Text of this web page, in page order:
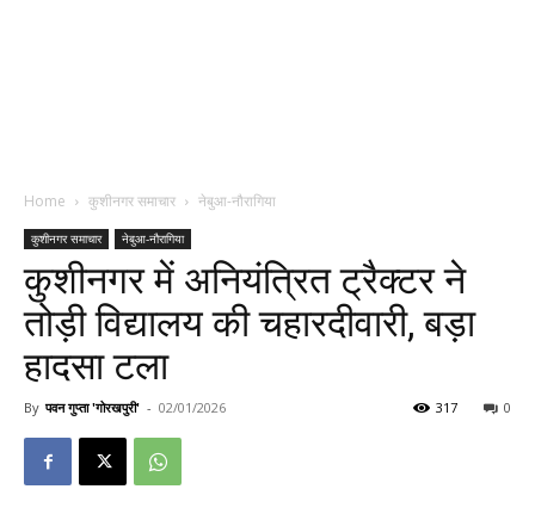
Home कुशीनगर समाचार नेबुआ-नौरागिया
कुशीनगर समाचार नेबुआ-नौरागिया
कुशीनगर में अनियंत्रित ट्रैक्टर ने
तोड़ी विद्यालय की चहारदीवारी, बड़ा
हादसा टला
By पवन गुप्ता 'गोरखपुरी' - 02/01/2026 0
317